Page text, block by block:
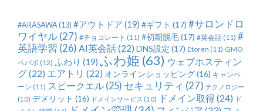
#ARASAWA(13) #アウトドア (19) #ギフト (17) #サロンドロ
ワイヤル(27) #チョコレート (11) #初期脱毛(17) #英会話 (11) #
英語学習 (26) AI英会話(22) DNS設定 (17) Etoren (11) GMO
ペパボ(12) ふわり (19) ふわ姫 (63) ウェブホスティン
グ(22) エアトリ (22) オンラインショッピング(16) キャンペ
ーン (11) スピークエル (25) セキュリティ (27) テクノロジー
(10) デメリット (16) ドメインサービス (10) ドメイン取得(24) ド